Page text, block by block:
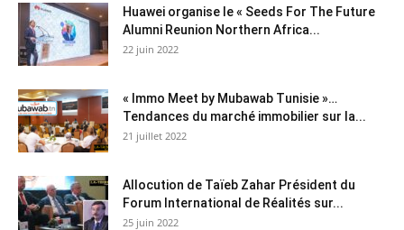
Huawei organise le « Seeds For The Future
Alumni Reunion Northern Africa...
22 juin 2022
« Immo Meet by Mubawab Tunisie »…
Tendances du marché immobilier sur la...
21 juillet 2022
Allocution de Taïeb Zahar Président du
Forum International de Réalités sur...
25 juin 2022